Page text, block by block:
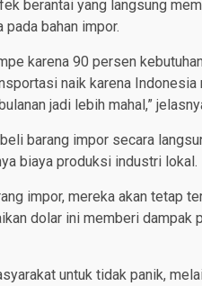
berantai yang langsung
bahan impor.
karena 90 persen
naik karena
jadi lebih mahal,”
barang impor secara
biaya produksi industri lokal.
impor, mereka akan tetap
dolar ini memberi dampak
untuk tidak panik,